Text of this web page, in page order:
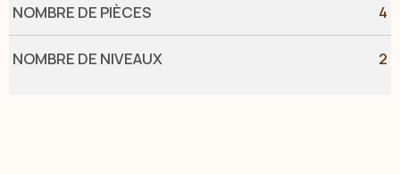
NOMBRE DE PIÈCES 4
NOMBRE DE NIVEAUX 2